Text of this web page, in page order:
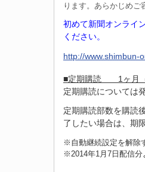
ります。あらかじめご
初めて新聞オンライ
ください。
http://www.shimbun-
■定期購読 1ヶ月（
定期購読については
定期購読部数を購読後
了したい場合は、期
※自動継続設定を解除
※2014年1月7日配信分